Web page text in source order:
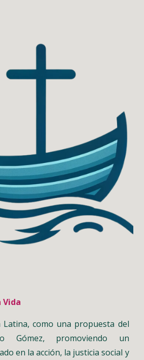
Vida
Latina, como una propuesta del
Gómez, promoviendo un
en la acción, la justicia social y